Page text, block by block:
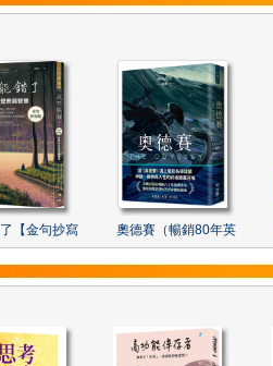
【金句抄寫 奧德賽（暢銷80年英